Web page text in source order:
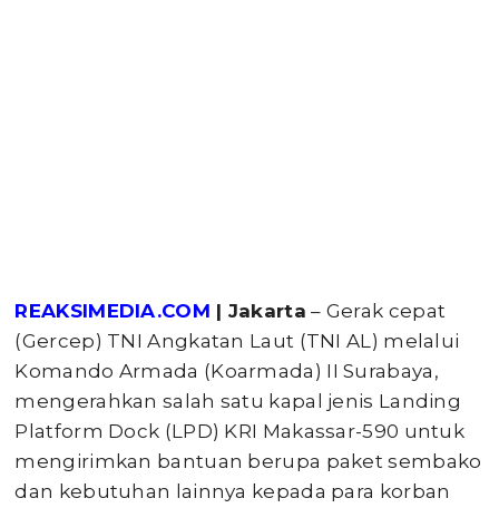
REAKSIMEDIA.COM | Jakarta – Gerak cepat
(Gercep) TNI Angkatan Laut (TNI AL) melalui
Komando Armada (Koarmada) II Surabaya,
mengerahkan salah satu kapal jenis Landing
Platform Dock (LPD) KRI Makassar-590 untuk
mengirimkan bantuan berupa paket sembako
dan kebutuhan lainnya kepada para korban